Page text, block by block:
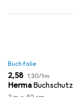
Buchfolie
EUR
2,58 EUR
1,30/1m
Herma